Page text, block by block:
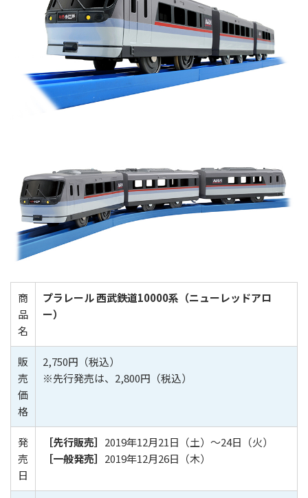
商
品
名
プラレール 西武鉄道10000系（ニューレッドアロ
ー）
販
売
価
格
2,750円（税込）
※先行発売は、2,800円（税込）
発
売
日
［先行販売］ 2019年12月21日（土）〜24日（火）
［一般発売］ 2019年12月26日（木）